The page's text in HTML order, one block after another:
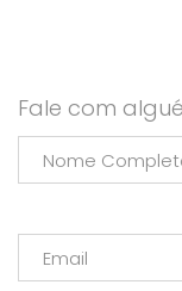
Fale com